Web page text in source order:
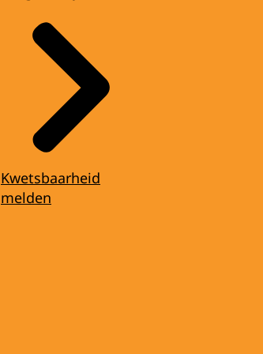
Kwetsbaarheid
melden